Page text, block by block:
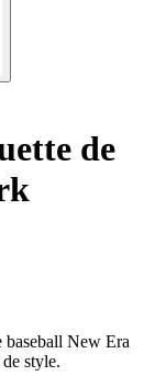
de
baseball New Era
style.